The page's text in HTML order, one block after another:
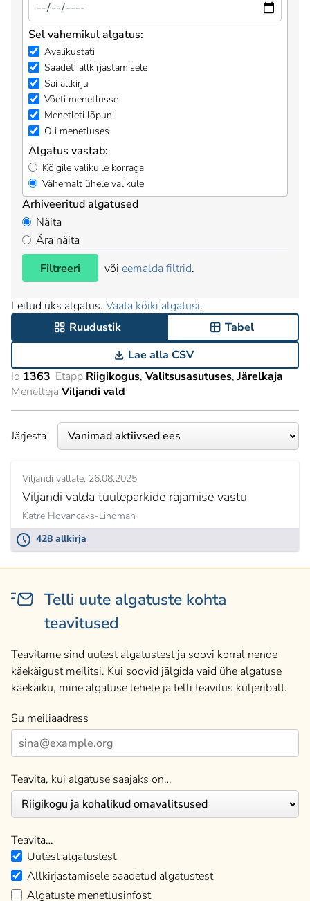
Sel vahemikul algatus:
Avalikustati
Saadeti allkirjastamisele
Sai allkirju
Võeti menetlusse
Menetleti lõpuni
Oli menetluses
Algatus vastab:
Kõigile valikuile korraga
Vähemalt ühele valikule
Arhiveeritud algatused
Näita
Ära näita
Filtreeri
või eemalda filtrid.
Leitud üks algatus. Vaata kõiki algatusi.
Ruudustik
Tabel
Lae alla CSV
Id 1363 Etapp Riigikogus Valitsusasutuses Järelkaja
Menetleja Viljandi vald
Järjesta
Viljandi vallale 26.08.2025
Viljandi valda tuuleparkide rajamise vastu
Katre Hovancaks-Lindman
428 allkirja
Telli uute algatuste kohta
teavitused
Teavitame sind uutest algatustest ja soovi korral nende
käekäigust meilitsi. Kui soovid jälgida vaid ühe algatuse
käekäiku, mine algatuse lehele ja telli teavitus küljeribalt.
Su meiliaadress
Teavita, kui algatuse saajaks on…
Teavita…
Uutest algatustest
Allkirjastamisele saadetud algatustest
Algatuste menetlusinfost